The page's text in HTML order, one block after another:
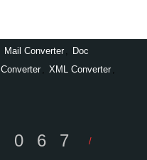
Mail Converter ,
Doc
, XML Converter ,
/